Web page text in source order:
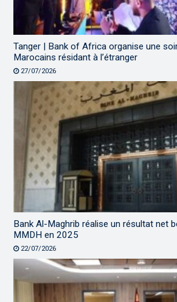
Tanger | Bank of Africa organise une
Marocains résidant à l’étranger
27/07/2026
Bank Al-Maghrib réalise un résultat net
MMDH en 2025
22/07/2026